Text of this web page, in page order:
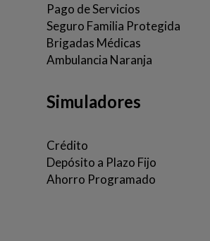
Pago de Servicios
Seguro Familia Protegida
Brigadas Médicas
Ambulancia Naranja
Simuladores
Crédito
Depósito a Plazo Fijo
Ahorro Programado